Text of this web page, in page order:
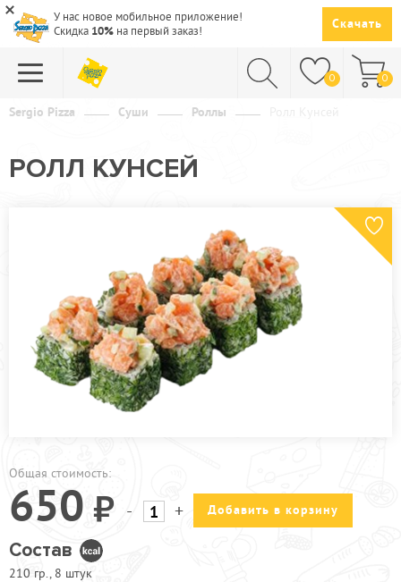
У нас новое мобильное приложение!
Скидка 10% на первый заказ! Скачать
0 0
СУШИ
ПАСТА
ГОРЯЧЕЕ
СУПЫ
НАПИТКИ
ДЕСЕРТЫ
КАФЕ УЛ. ИНЖЕНЕРНАЯ
АКЦИИ
Sergio Pizza Суши Роллы
РОЛЛ КУНСЕЙ
Общая стоимость:
650 - + Добавить в корзину
Состав
210 гр., 8 штук